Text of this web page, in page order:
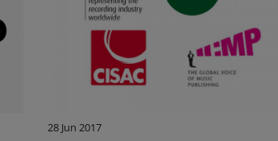
28 Jun 2017